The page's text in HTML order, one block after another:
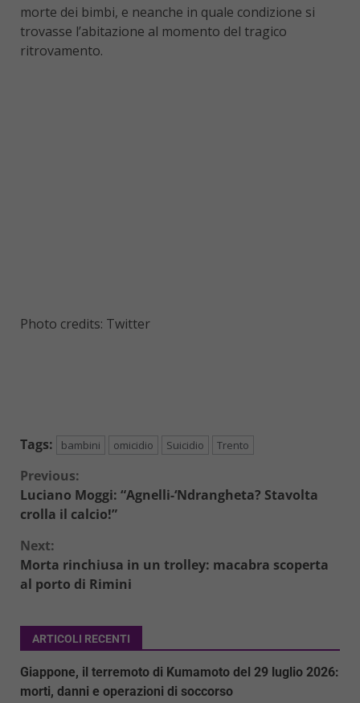
morte dei bimbi, e neanche in quale condizione si
trovasse l’abitazione al momento del tragico
ritrovamento.
Photo credits: Twitter
Tags: bambini omicidio Suicidio Trento
Continue
Reading
Previous:
Luciano Moggi: “Agnelli-‘Ndrangheta? Stavolta
crolla il calcio!”
Next:
Morta rinchiusa in un trolley: macabra scoperta
al porto di Rimini
ARTICOLI RECENTI
Giappone, il terremoto di Kumamoto del 29 luglio 2026:
morti, danni e operazioni di soccorso